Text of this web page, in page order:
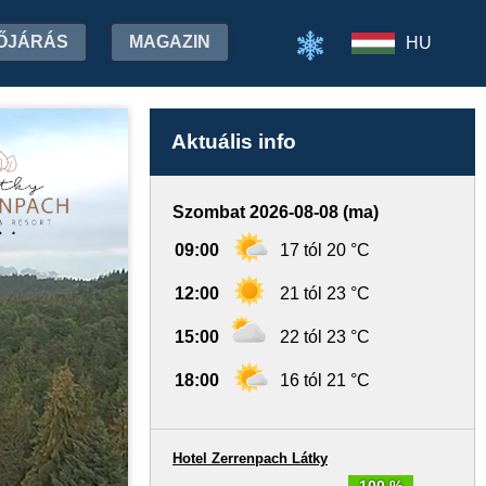
MAGAZIN HU
Aktuális info
Szombat 2026-08-08 (ma)
09:00 17 tól 20 °C
12:00 21 tól 23 °C
15:00 22 tól 23 °C
18:00 16 tól 21 °C
Hotel Zerrenpach Látky